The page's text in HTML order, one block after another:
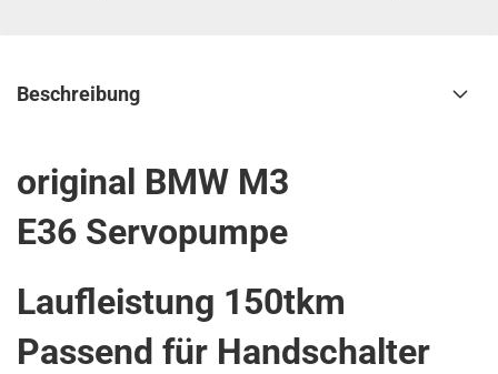
Beschreibung
original BMW M3
E36 Servopumpe
Laufleistung 150tkm
Passend für Handschalter